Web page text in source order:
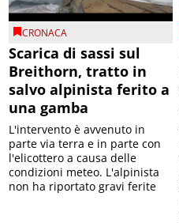
CRONACA
Scarica di sassi sul
Breithorn, tratto in
salvo alpinista ferito a
una gamba
L'intervento è avvenuto in
parte via terra e in parte con
l'elicottero a causa delle
condizioni meteo. L'alpinista
non ha riportato gravi ferite